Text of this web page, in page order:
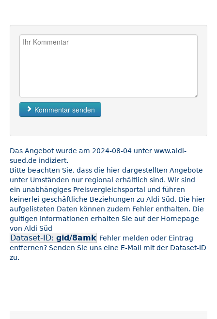
Kommentar senden
Das Angebot wurde am 2024-08-04 unter www.aldi-
sued.de indiziert.
Bitte beachten Sie, dass die hier dargestellten Angebote
unter Umständen nur regional erhältlich sind. Wir sind
ein unabhängiges Preisvergleichsportal und führen
keinerlei geschäftliche Beziehungen zu Aldi Süd. Die hier
aufgelisteten Daten können zudem Fehler enthalten. Die
gültigen Informationen erhalten Sie auf der Homepage
von Aldi Süd
Dataset-ID: gid/8amk Fehler melden oder Eintrag
entfernen? Senden Sie uns eine E-Mail mit der Dataset-ID
zu.